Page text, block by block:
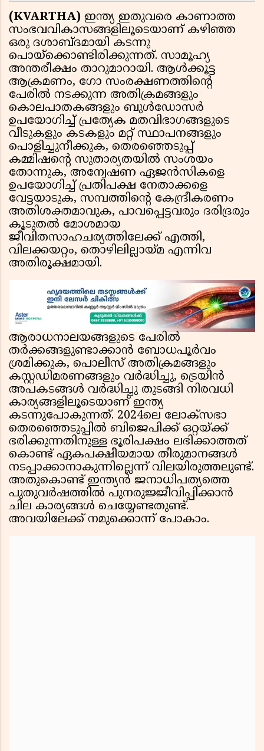
(KVARTHA) ഇന്ത്യ ഇതുവരെ കാണാത്ത
സംഭവവികാസങ്ങളിലൂടെയാണ് കഴിഞ്ഞ
ഒരു ദശാബ്ദമായി കടന്നു
പൊയ്ക്കൊണ്ടിരിക്കുന്നത്. സാമൂഹ്യ
അന്തരീക്ഷം താറുമാറായി. ആള്‍ക്കൂട്ട
ആക്രമണം, ഗോ സംരക്ഷണത്തിന്റെ
പേരില്‍ നടക്കുന്ന അതിക്രമങ്ങളും
കൊലപാതകങ്ങളും ബുള്‍ഡോസര്‍
ഉപയോഗിച്ച് പ്രത്യേക മതവിഭാഗങ്ങളുടെ
വീടുകളും കടകളും മറ്റ് സ്ഥാപനങ്ങളും
പൊളിച്ചുനീക്കുക, തെരഞ്ഞെടുപ്പ്
കമ്മിഷന്റെ സുതാര്യതയില്‍ സംശയം
തോന്നുക, അന്വേഷണ ഏജന്‍സികളെ
ഉപയോഗിച്ച് പ്രതിപക്ഷ നേതാക്കളെ
വേട്ടയാടുക, സമ്പത്തിന്റെ കേന്ദ്രീകരണം
അതിശക്തമാവുക, പാവപ്പെട്ടവരും ദരിദ്രരും
കൂടുതല്‍ മോശമായ
ജീവിതസാഹചര്യത്തിലേക്ക് എത്തി,
വിലക്കയറ്റം, തൊഴിലില്ലായ്മ എന്നിവ
അതിരൂക്ഷമായി.
ആരാധനാലയങ്ങളുടെ പേരില്‍
തര്‍ക്കങ്ങളുണ്ടാക്കാന്‍ ബോധപൂര്‍വം
ശ്രമിക്കുക, പൊലീസ് അതിക്രമങ്ങളും
കസ്റ്റഡിമരണങ്ങളും വര്‍ദ്ധിച്ചു, ട്രെയിന്‍
അപകടങ്ങള്‍ വര്‍ദ്ധിച്ചു തുടങ്ങി നിരവധി
കാര്യങ്ങളിലൂടെയാണ് ഇന്ത്യ
കടന്നുപോകുന്നത്. 2024ലെ ലോക്സഭാ
തെരഞ്ഞെടുപ്പില്‍ ബിജെപിക്ക് ഒറ്റയ്ക്ക്
ഭരിക്കുന്നതിനുള്ള ഭൂരിപക്ഷം ലഭിക്കാത്തത്
കൊണ്ട് ഏകപക്ഷീയമായ തീരുമാനങ്ങള്‍
നടപ്പാക്കാനാകുന്നില്ലെന്ന് വിലയിരുത്തലുണ്ട്.
അതുകൊണ്ട് ഇന്ത്യന്‍ ജനാധിപത്യത്തെ
പുതുവര്‍ഷത്തില്‍ പുനരുജ്ജീവിപ്പിക്കാന്‍
ചില കാര്യങ്ങള്‍ ചെയ്യേണ്ടതുണ്ട്.
അവയിലേക്ക് നമുക്കൊന്ന് പോകാം.